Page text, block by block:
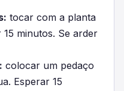
tocar com a planta
minutos. Se arder
colocar um pedaço
Esperar 15